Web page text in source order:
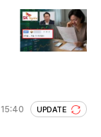
UPDATE